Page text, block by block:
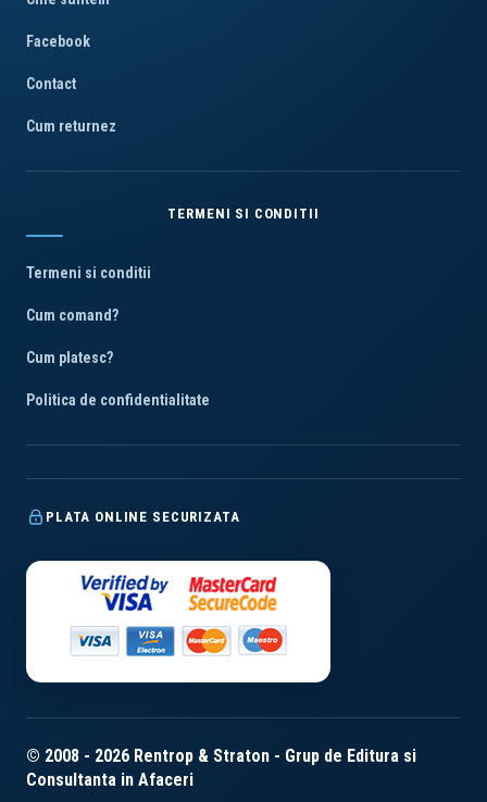
Facebook
Contact
Cum returnez
TERMENI SI CONDITII
Termeni si conditii
Cum comand?
Cum platesc?
Politica de confidentialitate
PLATA ONLINE SECURIZATA
© 2008 - 2026 Rentrop & Straton - Grup de Editura si
Consultanta in Afaceri